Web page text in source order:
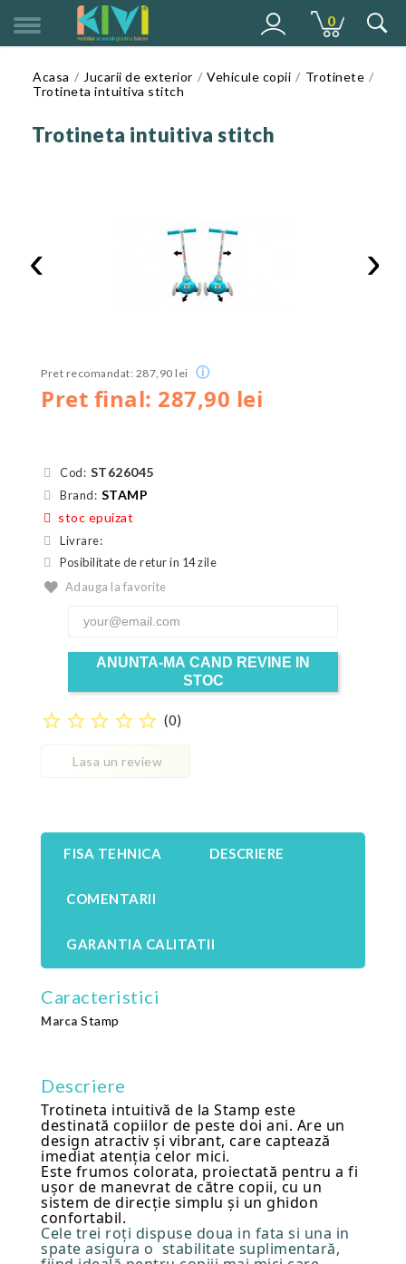
0
Acasa Jucarii de exterior Vehicule copii
Trotinete
Trotineta intuitiva stitch
Trotineta intuitiva stitch
‹ ›
Pret final: 287,90 lei
Pret recomandat: 287,90 lei ⓘ
Cod: ST626045
Brand: STAMP
stoc epuizat
Livrare:
Posibilitate de retur in 14 zile
Adauga la favorite
ANUNTA-MA CAND REVINE IN
STOC
star_border star_border star_border star_border star_border (0)
Lasa un review
FISA TEHNICA DESCRIERE
COMENTARII
GARANTIA CALITATII
Caracteristici
Marca Stamp
Descriere
Trotineta intuitivă de la Stamp este
destinată copiilor de peste doi ani. Are un
design atractiv și vibrant, care captează
imediat atenția celor mici.
Este frumos colorata, proiectată pentru a fi
ușor de manevrat de către copii, cu un
sistem de direcție simplu și un ghidon
confortabil.
Cele trei roți dispuse doua in fata si una in
spate asigura o stabilitate suplimentară,